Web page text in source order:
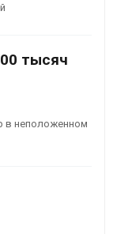
тысяч
в неположенном